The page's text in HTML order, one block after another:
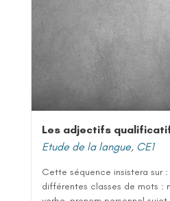
Les adjectifs
Etude de la langue, CE1
Cette séquence insistera sur
différentes classes de mots :